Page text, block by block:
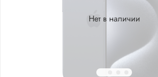
Нет в наличии